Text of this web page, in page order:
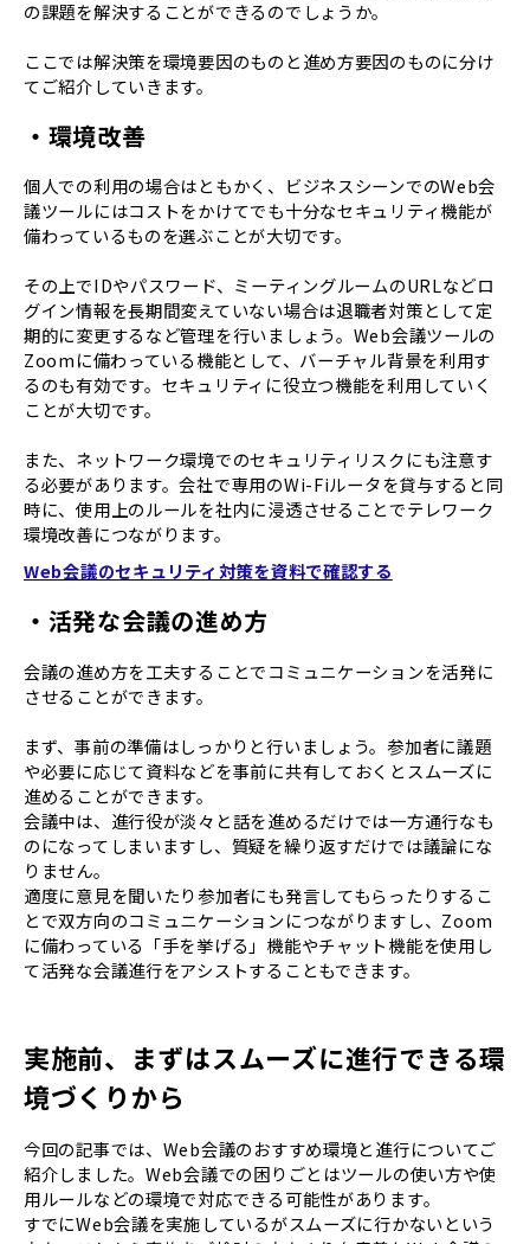
の課題を解決することができるのでしょうか。
ここでは解決策を環境要因のものと進め方要因のものに分け
てご紹介していきます。
・環境改善
個人での利用の場合はともかく、ビジネスシーンでのWeb会
議ツールにはコストをかけてでも十分なセキュリティ機能が
備わっているものを選ぶことが大切です。
その上でIDやパスワード、ミーティングルームのURLなどロ
グイン情報を長期間変えていない場合は退職者対策として定
期的に変更するなど管理を行いましょう。Web会議ツールの
Zoomに備わっている機能として、バーチャル背景を利用す
るのも有効です。セキュリティに役立つ機能を利用していく
ことが大切です。
また、ネットワーク環境でのセキュリティリスクにも注意す
る必要があります。会社で専用のWi-Fiルータを貸与すると同
時に、使用上のルールを社内に浸透させることでテレワーク
環境改善につながります。
Web会議のセキュリティ対策を資料で確認する
・活発な会議の進め方
会議の進め方を工夫することでコミュニケーションを活発に
させることができます。
まず、事前の準備はしっかりと行いましょう。参加者に議題
や必要に応じて資料などを事前に共有しておくとスムーズに
進めることができます。
会議中は、進行役が淡々と話を進めるだけでは一方通行なも
のになってしまいますし、質疑を繰り返すだけでは議論にな
りません。
適度に意見を聞いたり参加者にも発言してもらったりするこ
とで双方向のコミュニケーションにつながりますし、Zoom
に備わっている「手を挙げる」機能やチャット機能を使用し
て活発な会議進行をアシストすることもできます。
実施前、まずはスムーズに進行できる環
境づくりから
今回の記事では、Web会議のおすすめ環境と進行についてご
紹介しました。Web会議での困りごとはツールの使い方や使
用ルールなどの環境で対応できる可能性があります。
すでにWeb会議を実施しているがスムーズに行かないという